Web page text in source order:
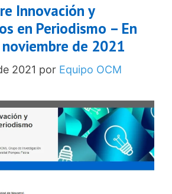
Innovación y
en Periodismo – En
de 2021
2021 por Equipo OCM